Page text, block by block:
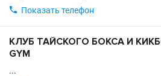
 Показать телефон
КЛУБ ТАЙСКОГО БОКСА И
GYM
...